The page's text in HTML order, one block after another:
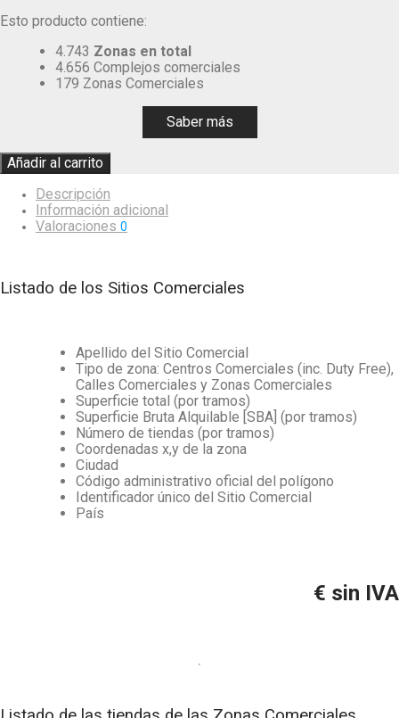
Esto producto contiene:
4.743 Zonas en total
4.656 Complejos comerciales
179 Zonas Comerciales
Saber más
Añadir al carrito
Descripción
Información adicional
Valoraciones 0
Listado de los Sitios Comerciales
Apellido del Sitio Comercial
Tipo de zona: Centros Comerciales (inc. Duty Free),
Calles Comerciales y Zonas Comerciales
Superficie total (por tramos)
Superficie Bruta Alquilable [SBA] (por tramos)
Número de tiendas (por tramos)
Coordenadas x,y de la zona
Ciudad
Código administrativo oficial del polígono
Identificador único del Sitio Comercial
País
€ sin IVA